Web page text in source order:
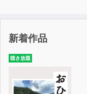
ク・ホームズの帰
Magazine, Dec. 1903
新着作品
聴き放題